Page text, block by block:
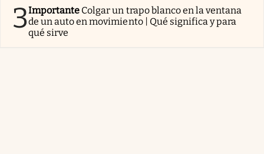
3Importante Colgar un trapo blanco en la ventana
de un auto en movimiento | Qué significa y para
qué sirve